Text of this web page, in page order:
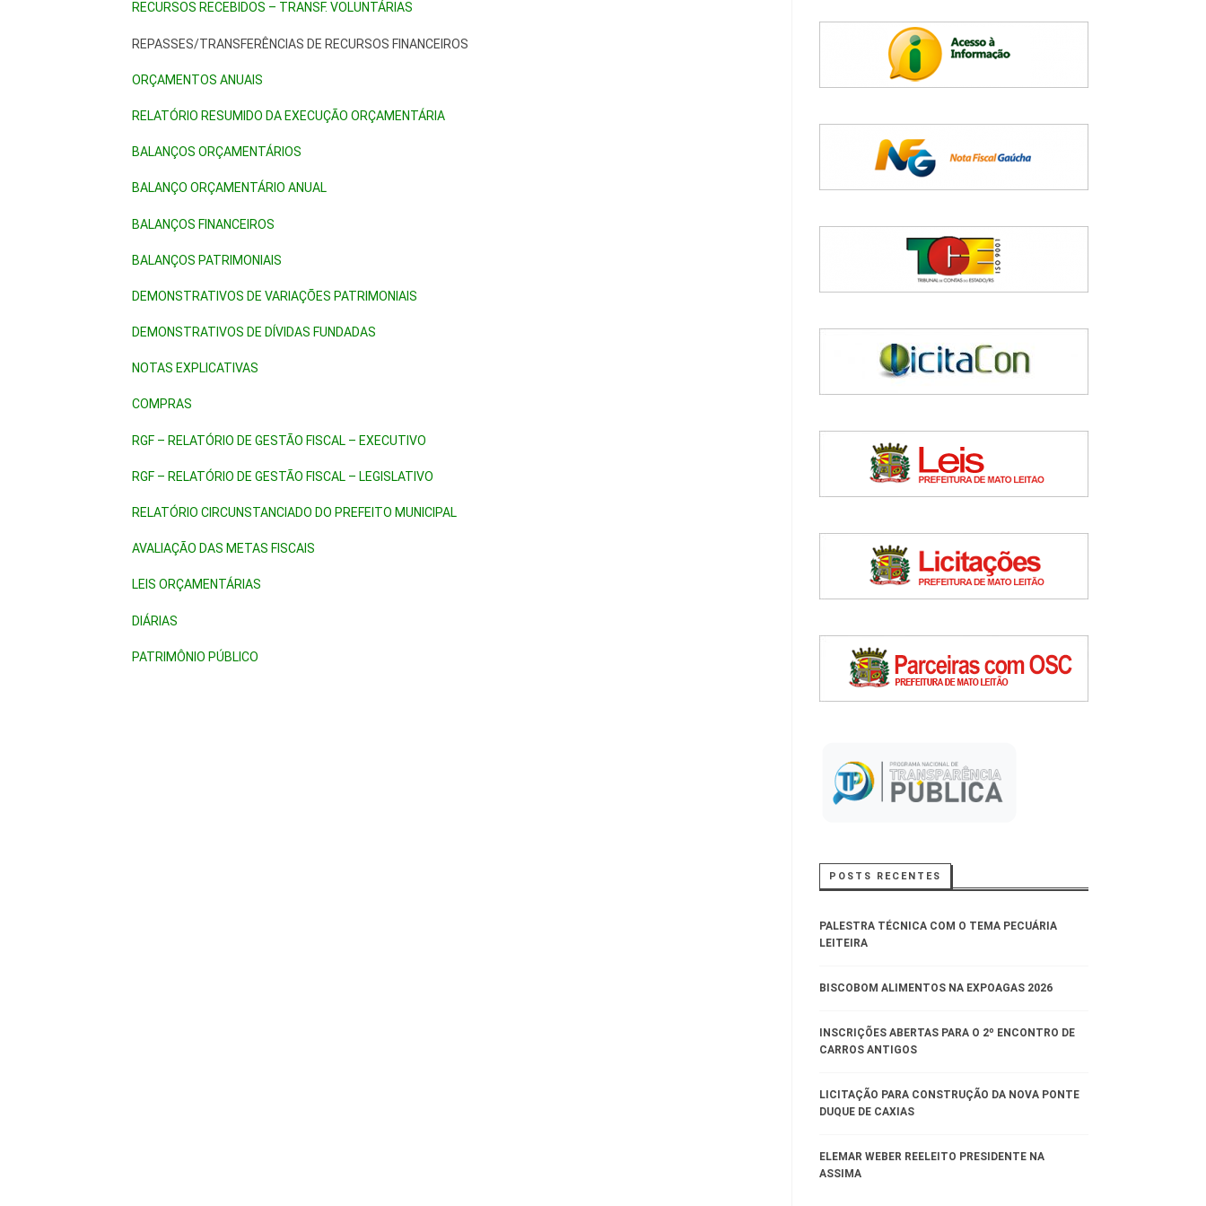
RECURSOS RECEBIDOS – TRANSF. VOLUNTÁRIAS
REPASSES/TRANSFERÊNCIAS DE RECURSOS FINANCEIROS
ORÇAMENTOS ANUAIS
RELATÓRIO RESUMIDO DA EXECUÇÃO ORÇAMENTÁRIA
BALANÇOS ORÇAMENTÁRIOS
BALANÇO ORÇAMENTÁRIO ANUAL
BALANÇOS FINANCEIROS
BALANÇOS PATRIMONIAIS
DEMONSTRATIVOS DE VARIAÇÕES PATRIMONIAIS
DEMONSTRATIVOS DE DÍVIDAS FUNDADAS
NOTAS EXPLICATIVAS
COMPRAS
RGF – RELATÓRIO DE GESTÃO FISCAL – EXECUTIVO
RGF – RELATÓRIO DE GESTÃO FISCAL – LEGISLATIVO
RELATÓRIO CIRCUNSTANCIADO DO PREFEITO MUNICIPAL
AVALIAÇÃO DAS METAS FISCAIS
LEIS ORÇAMENTÁRIAS
DIÁRIAS
PATRIMÔNIO PÚBLICO
POSTS RECENTES
PALESTRA TÉCNICA COM O TEMA PECUÁRIA
LEITEIRA
BISCOBOM ALIMENTOS NA EXPOAGAS 2026
INSCRIÇÕES ABERTAS PARA O 2º ENCONTRO DE
CARROS ANTIGOS
LICITAÇÃO PARA CONSTRUÇÃO DA NOVA PONTE
DUQUE DE CAXIAS
ELEMAR WEBER REELEITO PRESIDENTE NA
ASSIMA